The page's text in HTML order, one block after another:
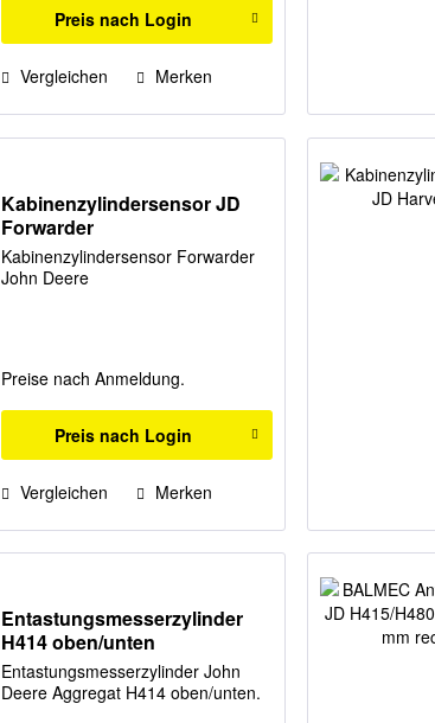
Preis nach Login
Vergleichen Merken
Kabinenzylindersensor JD
Forwarder
Kabinenzylindersensor Forwarder
John Deere
Preise nach Anmeldung.
Preis nach Login
Vergleichen Merken
Entastungsmesserzylinder
H414 oben/unten
Entastungsmesserzylinder John
Deere Aggregat H414 oben/unten.